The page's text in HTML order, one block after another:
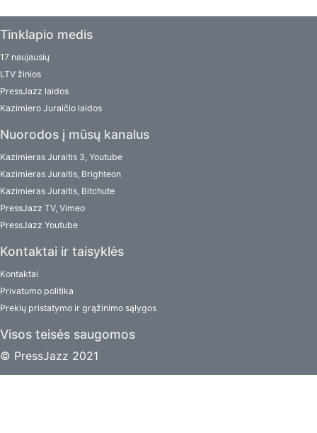
Tinklapio medis
17 naujausių
LTV žinios
PressJazz laidos
Kazimiero Juraičio laidos
Nuorodos į mūsų kanalus
Kazimieras Juraitis 3, Youtube
Kazimieras Juraitis, Brighteon
Kazimieras Juraitis, Bitchute
PressJazz TV, Vimeo
PressJazz Youtube
Kontaktai ir taisyklės
Kontaktai
Privatumo politika
Prekių pristatymo ir grąžinimo sąlygos
Visos teisės saugomos
© PressJazz 2021